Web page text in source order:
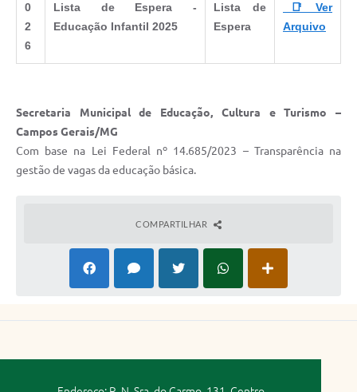
0
2
6
Lista de Espera -
Educação Infantil 2025
Lista de
Espera
📑 Ver
Arquivo
Secretaria Municipal de Educação, Cultura e Turismo –
Campos Gerais/MG
Com base na Lei Federal nº 14.685/2023 – Transparência na
gestão de vagas da educação básica.
COMPARTILHAR